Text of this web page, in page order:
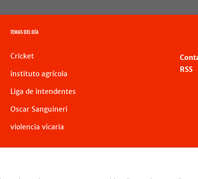
TEMAS DEL DÍA
Cricket
instituto agrícola
Liga de intendentes
Oscar Sanguineri
violencia vicaria
RSS